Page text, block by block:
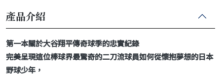
產品介紹
第一本關於大谷翔平傳奇球季的忠實紀錄
完美呈現這位棒球界最驚奇的二刀流球員如何從懷抱夢想的日本
野球少年，